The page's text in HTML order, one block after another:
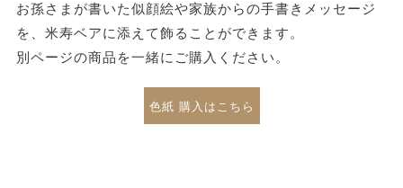
お孫さまが書いた似顔絵や家族からの手書きメッセージ
を、米寿ベアに添えて飾ることができます。
別ページの商品を一緒にご購入ください。
色紙 購入はこちら